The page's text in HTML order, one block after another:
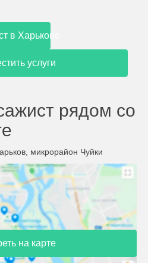
в Харькове
услуги
рядом со
микрорайон Чуйки
на карте